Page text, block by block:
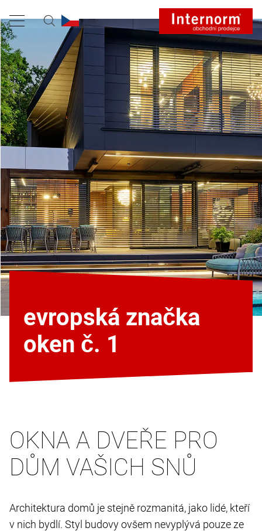
evropská značka
oken č. 1
OKNA A DVEŘE PRO
DŮM VAŠICH SNŮ
Architektura domů je stejně rozmanitá, jako lidé, kteří
v nich bydlí. Styl budovy ovšem nevyplývá pouze ze